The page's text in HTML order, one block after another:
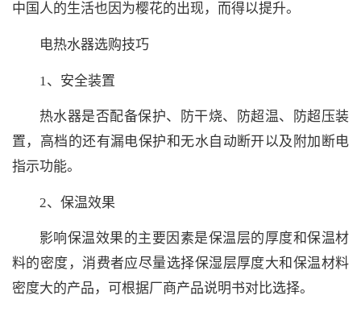
中国人的生活也因为樱花的出现，而得以提升。
电热水器选购技巧
1、安全装置
热水器是否配备保护、防干烧、防超温、防超压装
置，高档的还有漏电保护和无水自动断开以及附加断电
指示功能。
2、保温效果
影响保温效果的主要因素是保温层的厚度和保温材
料的密度，消费者应尽量选择保湿层厚度大和保温材料
密度大的产品，可根据厂商产品说明书对比选择。